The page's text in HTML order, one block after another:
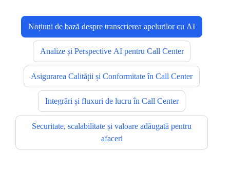
Noțiuni de bază despre transcrierea apelurilor cu AI
Analize și Perspective AI pentru Call Center
Asigurarea Calității și Conformitate în Call Center
Integrări și fluxuri de lucru în Call Center
Securitate, scalabilitate și valoare adăugată pentru
afaceri